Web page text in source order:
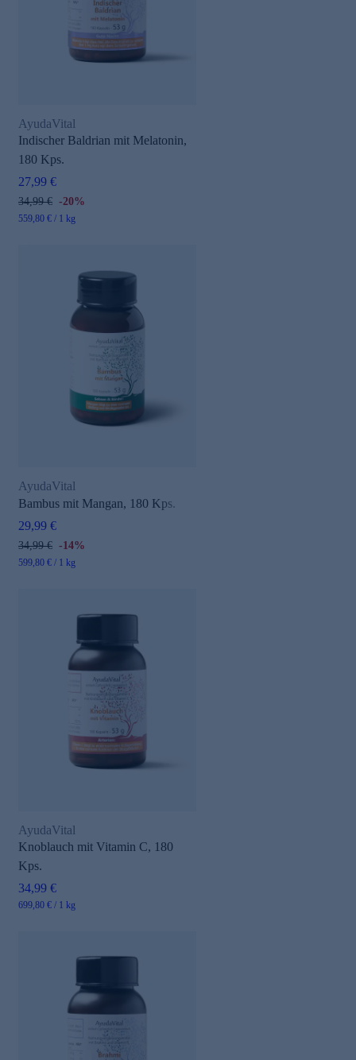
AyudaVital
Indischer Baldrian mit Melatonin,
180 Kps.
27,99 €
34,99 € -20%
559,80 € / 1 kg
AyudaVital
Bambus mit Mangan, 180 Kps.
29,99 €
34,99 € -14%
599,80 € / 1 kg
AyudaVital
Knoblauch mit Vitamin C, 180
Kps.
34,99 €
699,80 € / 1 kg